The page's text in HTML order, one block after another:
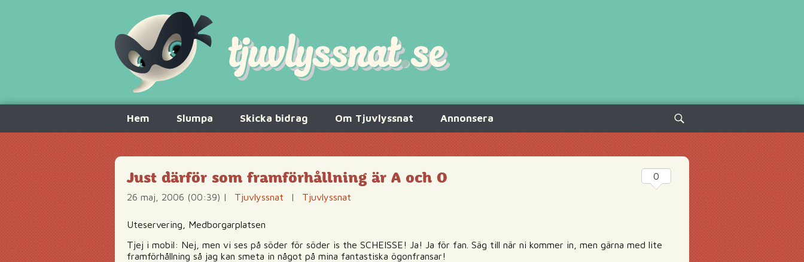
innehåll
Hem Slumpa Skicka bidrag Om Tjuvlyssnat Annonsera
Sök
efter:
Just därför som framförhållning är A och O
26 maj, 2006 (00:39) | Tjuvlyssnat | Tjuvlyssnat
Uteservering, Medborgarplatsen
Tjej i mobil: Nej, men vi ses på söder för söder is the SCHEISSE! Ja! Ja för fan. Säg till när ni kommer in, men gärna med lite
framförhållning så jag kan smeta in något på mina fantastiska ögonfransar!
0